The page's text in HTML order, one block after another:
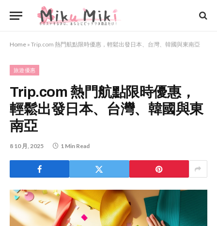
Home » Trip.com 熱門航點限時優惠，輕鬆出發日本、台灣、韓國與東南亞
旅遊優惠
Trip.com 熱門航點限時優惠，
輕鬆出發日本、台灣、韓國與東
南亞
8 10 月, 2025 1 Min Read